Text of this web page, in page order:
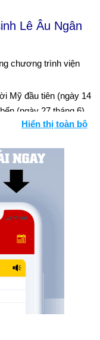
Lê Âu Ngân
chương trình viện
Mỹ đầu tiên (ngày 14
(ngày 27 tháng 6).
ở Tokyo làm 8
20 tháng 3). Bối
ở Rwanda (ngày 22
(ngày 1 tháng 5).
bắn (ngày 5 tháng
12).
Dương; các cuộc
9). Bối cảnh: vũ
việc chuyển Bờ
Thủ tướng Israel
Hiển thị toàn bộ